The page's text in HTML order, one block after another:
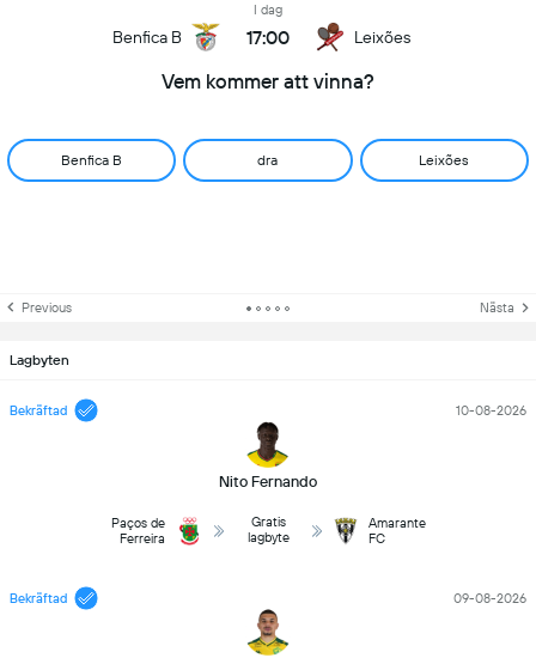
Benfica B
I dag
17:00 Leixões
Vem kommer att vinna?
Benfica B dra Leixões
Previous Nästa
Lagbyten
Bekräftad
Nito Fernando
10-08-2026
Paços de
Ferreira
Gratis
lagbyte
Amarante
FC
Bekräftad 09-08-2026